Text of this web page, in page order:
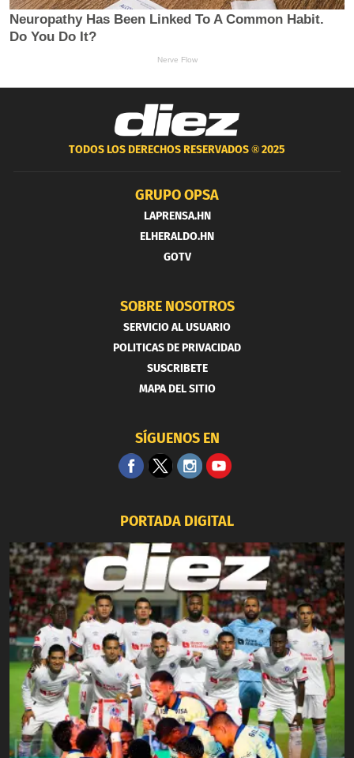
TODOS LOS DERECHOS RESERVADOS ®2025
GRUPO OPSA
LAPRENSA.HN
ELHERALDO.HN
GOTV
SOBRE NOSOTROS
SERVICIO AL USUARIO
POLITICAS DE PRIVACIDAD
SUSCRIBETE
MAPA DEL SITIO
SÍGUENOS EN
PORTADA DIGITAL